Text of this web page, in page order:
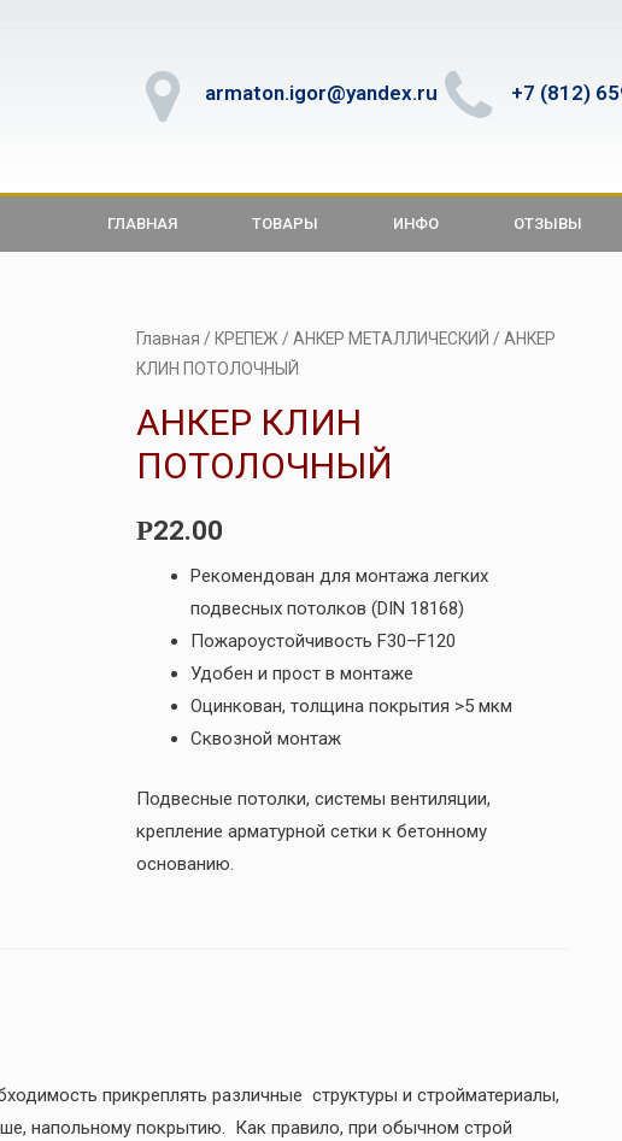
armaton.igor@yandex.ru +7 (812)
ГЛАВНАЯ ТОВАРЫ ИНФО ОТЗЫВЫ
Главная / КРЕПЕЖ / АНКЕР МЕТАЛЛИЧЕСКИЙ / АНКЕР
КЛИН ПОТОЛОЧНЫЙ
АНКЕР КЛИН
ПОТОЛОЧНЫЙ
Р22.00
Рекомендован для монтажа легких
подвесных потолков (DIN 18168)
Пожароустойчивость F30–F120
Удобен и прост в монтаже
Оцинкован, толщина покрытия >5 мкм
Сквозной монтаж
Подвесные потолки, системы вентиляции,
крепление арматурной сетки к бетонному
основанию.
прикреплять различные структуры и стройматериалы,
напольному покрытию. Как правило, при обычном строй